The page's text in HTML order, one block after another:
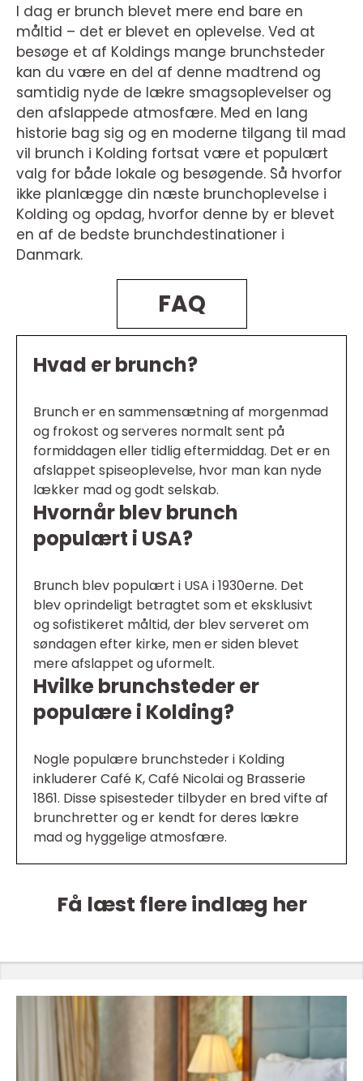
I dag er brunch blevet mere end bare en
måltid – det er blevet en oplevelse. Ved at
besøge et af Koldings mange brunchsteder
kan du være en del af denne madtrend og
samtidig nyde de lækre smagsoplevelser og
den afslappede atmosfære. Med en lang
historie bag sig og en moderne tilgang til mad
vil brunch i Kolding fortsat være et populært
valg for både lokale og besøgende. Så hvorfor
ikke planlægge din næste brunchoplevelse i
Kolding og opdag, hvorfor denne by er blevet
en af de bedste brunchdestinationer i
Danmark.
FAQ
Hvad er brunch?
Brunch er en sammensætning af morgenmad
og frokost og serveres normalt sent på
formiddagen eller tidlig eftermiddag. Det er en
afslappet spiseoplevelse, hvor man kan nyde
lækker mad og godt selskab.
Hvornår blev brunch
populært i USA?
Brunch blev populært i USA i 1930erne. Det
blev oprindeligt betragtet som et eksklusivt
og sofistikeret måltid, der blev serveret om
søndagen efter kirke, men er siden blevet
mere afslappet og uformelt.
Hvilke brunchsteder er
populære i Kolding?
Nogle populære brunchsteder i Kolding
inkluderer Café K, Café Nicolai og Brasserie
1861. Disse spisesteder tilbyder en bred vifte af
brunchretter og er kendt for deres lækre
mad og hyggelige atmosfære.
Få læst flere indlæg her